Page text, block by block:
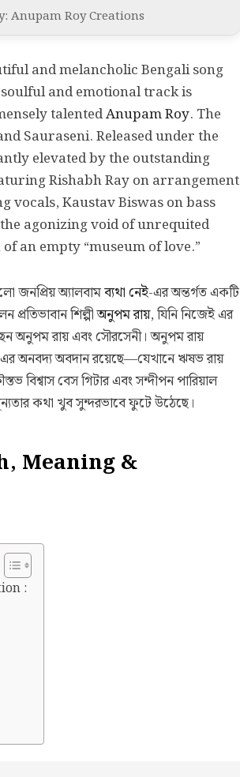
Anupam Roy Creations
and melancholic Bengali song
and emotional track is
talentedAnupam Roy. The
Sauraseni. Released under the
elevated by the outstanding
Rishabh Ray on arrangement
vocals, Kaustav Biswas on bass
agonizing void of unrequited
an empty “museum of love.”
জনপ্রিয় অ্যালবামব্যথা নেই-এর অন্তর্গত একটি
প্রতিভাবান শিল্পীঅনুপম রায়, যিনি নিজেই এর
অনুপম রায় এবং সৌরসেনী। অনুপম রায়
এর অনবদ্য অবদান রয়েছে—যেখানে ঋষভ রায়
বিশ্বাস বেস গিটার এবং সন্দীপন পারিয়াল
কথা খুব সুন্দরভাবে ফুটে উঠেছে।
Meaning &
: